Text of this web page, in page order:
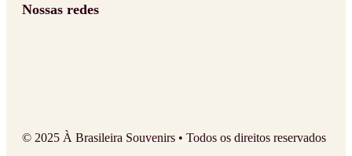
Nossas redes
© 2025 À Brasileira Souvenirs • Todos os direitos reservados